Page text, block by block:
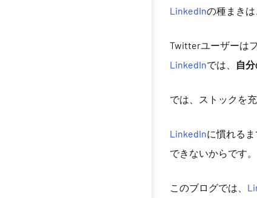
LinkedInの種まき
Twitterユーザーは
LinkedInでは、 自
では、ストックを
LinkedInに慣れる
できないからです。
このブログでは、